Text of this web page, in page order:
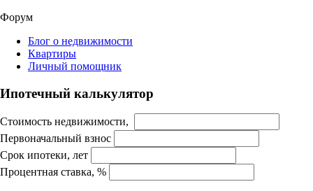
Форум
Блог о недвижимости
Квартиры
Личный помощник
Ипотечный калькулятор
Стоимость недвижимости,
Первоначальный взнос
Срок ипотеки, лет
Процентная ставка, %